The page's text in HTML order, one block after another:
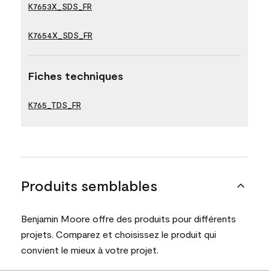
K7653X_SDS_FR
K7654X_SDS_FR
Fiches techniques
K765_TDS_FR
Produits semblables
Benjamin Moore offre des produits pour différents
projets. Comparez et choisissez le produit qui
convient le mieux à votre projet.